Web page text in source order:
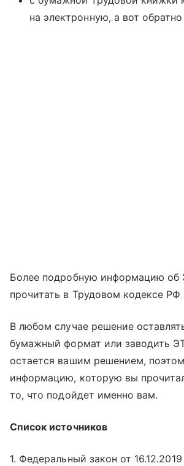
на электронную, а вот
Более подробную информацию
прочитать в Трудовом кодексе РФ
В любом случае решение
бумажный формат или заводить
остается вашим решением,
информацию, которую вы
то, что подойдет именно вам.
Список источников
1. Федеральный закон от